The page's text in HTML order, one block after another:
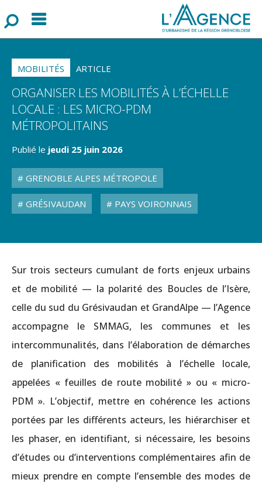
Menu
MOBILITÉS ARTICLE
ORGANISER LES MOBILITÉS À L’ÉCHELLE
LOCALE : LES MICRO-PDM
MÉTROPOLITAINS
Publié le jeudi 25 juin 2026
GRENOBLE ALPES MÉTROPOLE
GRÉSIVAUDAN PAYS VOIRONNAIS
Sur trois secteurs cumulant de forts enjeux urbains
et de mobilité — la polarité des Boucles de l’Isère,
celle du sud du Grésivaudan et GrandAlpe — l’Agence
accompagne le SMMAG, les communes et les
intercommunalités, dans l’élaboration de démarches
de planification des mobilités à l’échelle locale,
appelées « feuilles de route mobilité » ou « micro-
PDM ». L’objectif, mettre en cohérence les actions
portées par les différents acteurs, les hiérarchiser et
les phaser, en identifiant, si nécessaire, les besoins
d’études ou d’interventions complémentaires afin de
mieux prendre en compte l’ensemble des modes de